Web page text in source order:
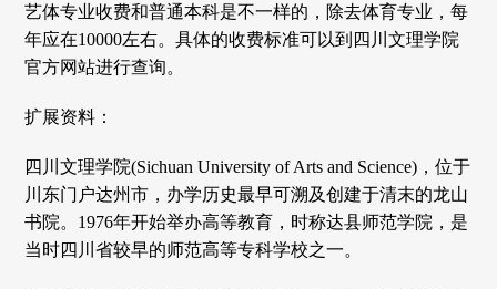
艺体专业收费和普通本科是不一样的，除去体育专业，每
年应在10000左右。具体的收费标准可以到四川文理学院
官方网站进行查询。
扩展资料：
四川文理学院(Sichuan University of Arts and Science)，位于
川东门户达州市，办学历史最早可溯及创建于清末的龙山
书院。1976年开始举办高等教育，时称达县师范学院，是
当时四川省较早的师范高等专科学校之一。